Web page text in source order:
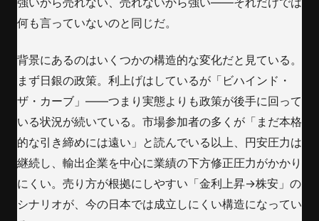
何も言っていないのと同じだ。
背景にあるのはいくつかの構造的な変化だと見ている。
まず日銀の政策。利上げはしているが「ビハインド・
ザ・カーブ」——つまり実態よりも政策が後手に回って
いる状況が続いている。市場参加者の多くが「まだ本格
的な引き締めには遠い」と読んでいる以上、円安圧力は
継続し、輸出企業を中心に業績の下方修正圧力がかかり
にくい。売り方が根拠にしやすい「金利上昇→株安」の
シナリオが、今の日本では成立しにくい構造になってい